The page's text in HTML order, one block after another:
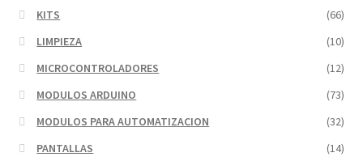
KITS
(66)
LIMPIEZA
(10)
MICROCONTROLADORES
(12)
MODULOS ARDUINO
(73)
MODULOS PARA AUTOMATIZACION
(32)
PANTALLAS
(14)